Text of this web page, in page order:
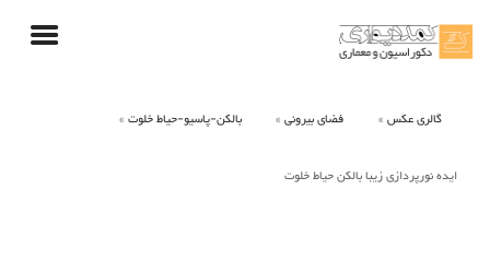
گالری عکس فضای بیرونی بالکن-پاسیو-حیاط خلوت
ایده نورپردازی زیبا بالکن حیاط خلوت